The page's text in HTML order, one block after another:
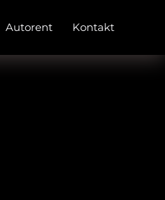
Autorent Kontakt